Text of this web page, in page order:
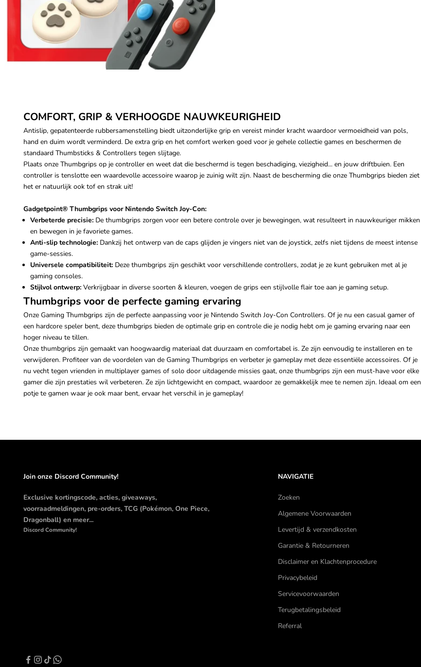
COMFORT, GRIP & VERHOOGDE NAUWKEURIGHEID
Antislip, gepatenteerde rubbersamenstelling biedt uitzonderlijke grip en vereist minder kracht waardoor vermoeidheid van pols,
hand en duim wordt verminderd. De extra grip en het comfort werken goed voor je gehele collectie games en beschermen de
standaard Thumbsticks & Controllers tegen slijtage.
Plaats onze Thumbgrips op je controller en weet dat die beschermd is tegen beschadiging, viezigheid... en jouw driftbuien. Een
controller is tenslotte een waardevolle accessoire waarop je zuinig wilt zijn. Naast de bescherming die onze Thumbgrips bieden ziet
het er natuurlijk ook tof en strak uit!
Gadgetpoint® Thumbgrips voor Nintendo Switch Joy-Con:
Verbeterde precisie: De thumbgrips zorgen voor een betere controle over je bewegingen, wat resulteert in nauwkeuriger mikken
en bewegen in je favoriete games.
Anti-slip technologie: Dankzij het ontwerp van de caps glijden je vingers niet van de joystick, zelfs niet tijdens de meest intense
game-sessies.
Universele compatibiliteit: Deze thumbgrips zijn geschikt voor verschillende controllers, zodat je ze kunt gebruiken met al je
gaming consoles.
Stijlvol ontwerp: Verkrijgbaar in diverse soorten & kleuren, voegen de grips een stijlvolle flair toe aan je gaming setup.
Thumbgrips voor de perfecte gaming ervaring
Onze Gaming Thumbgrips zijn de perfecte aanpassing voor je Nintendo Switch Joy-Con Controllers. Of je nu een casual gamer of
een hardcore speler bent, deze thumbgrips bieden de optimale grip en controle die je nodig hebt om je gaming ervaring naar een
hoger niveau te tillen.
Onze thumbgrips zijn gemaakt van hoogwaardig materiaal dat duurzaam en comfortabel is. Ze zijn eenvoudig te installeren en te
verwijderen. Profiteer van de voordelen van de Gaming Thumbgrips en verbeter je gameplay met deze essentiële accessoires. Of je
nu vecht tegen vrienden in multiplayer games of solo door uitdagende missies gaat, onze thumbgrips zijn een must-have voor elke
gamer die zijn prestaties wil verbeteren. Ze zijn lichtgewicht en compact, waardoor ze gemakkelijk mee te nemen zijn. Ideaal om een
potje te gamen waar je ook maar bent, ervaar het verschil in je gameplay!
Join onze Discord Community!
Exclusive kortingscode, acties, giveaways,
voorraadmeldingen, pre-orders, TCG (Pokémon, One Piece,
Dragonball) en meer...
Discord Community!
NAVIGATIE
Zoeken
Algemene Voorwaarden
Levertijd & verzendkosten
Garantie & Retourneren
Disclaimer en Klachtenprocedure
Privacybeleid
Servicevoorwaarden
Terugbetalingsbeleid
Referral